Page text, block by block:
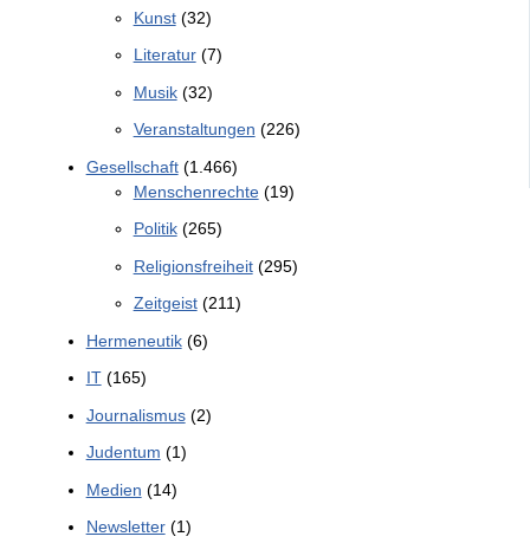
Kunst(32)
Literatur(7)
Musik(32)
Veranstaltungen (226)
Gesellschaft(1.466)
Menschenrechte(19)
Politik(265)
Religionsfreiheit(295)
Zeitgeist(211)
Hermeneutik(6)
IT(165)
Journalismus(2)
Judentum (1)
Medien (14)
Newsletter(1)